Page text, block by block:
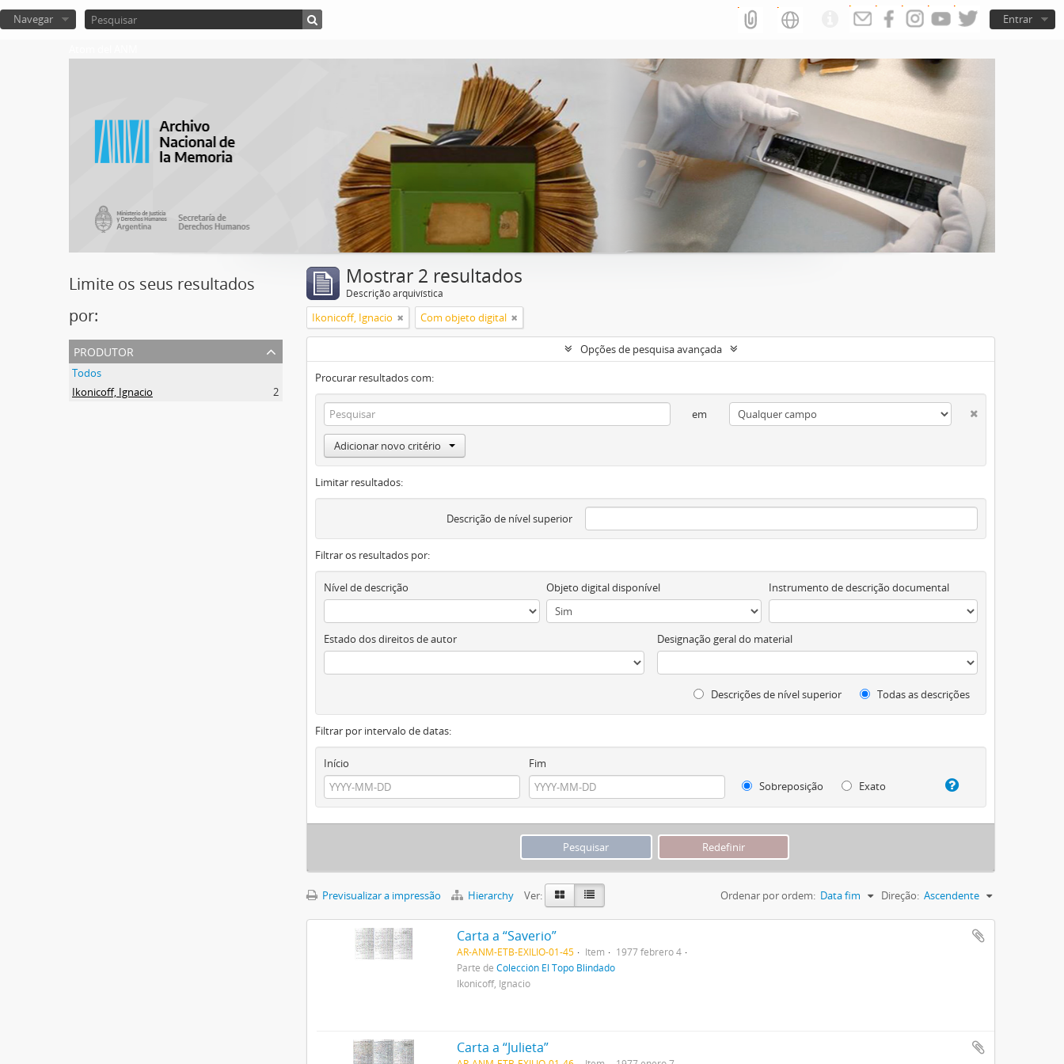
Entrar
Navegar
Limite os seus resultados
por:
produtor
Todos
Ikonicoff, Ignacio
2
Mostrar 2 resultados
Descrição arquivística
Ikonicoff, Ignacio Com objeto digital
Opções de pesquisa avançada
Procurar resultados com:
em
Adicionar novo critério
Limitar resultados:
Descrição de nível superior
Filtrar os resultados por:
Nível de descrição Objeto digital disponível Instrumento de descrição documental
Estado dos direitos de autor Designação geral do material
Descrições de nível superior Todas as descrições
Filtrar por intervalo de datas:
Início
Fim
Sobreposição
Exato
Previsualizar a impressão Hierarchy Ver: Ordenar por ordem: Data fim Direção: Ascendente
Carta a “Saverio”
AR-ANM-ETB-EXILIO-01-45 Item
1977 febrero 4
Parte deColección El Topo Blindado
Ikonicoff, Ignacio
Carta a “Julieta”